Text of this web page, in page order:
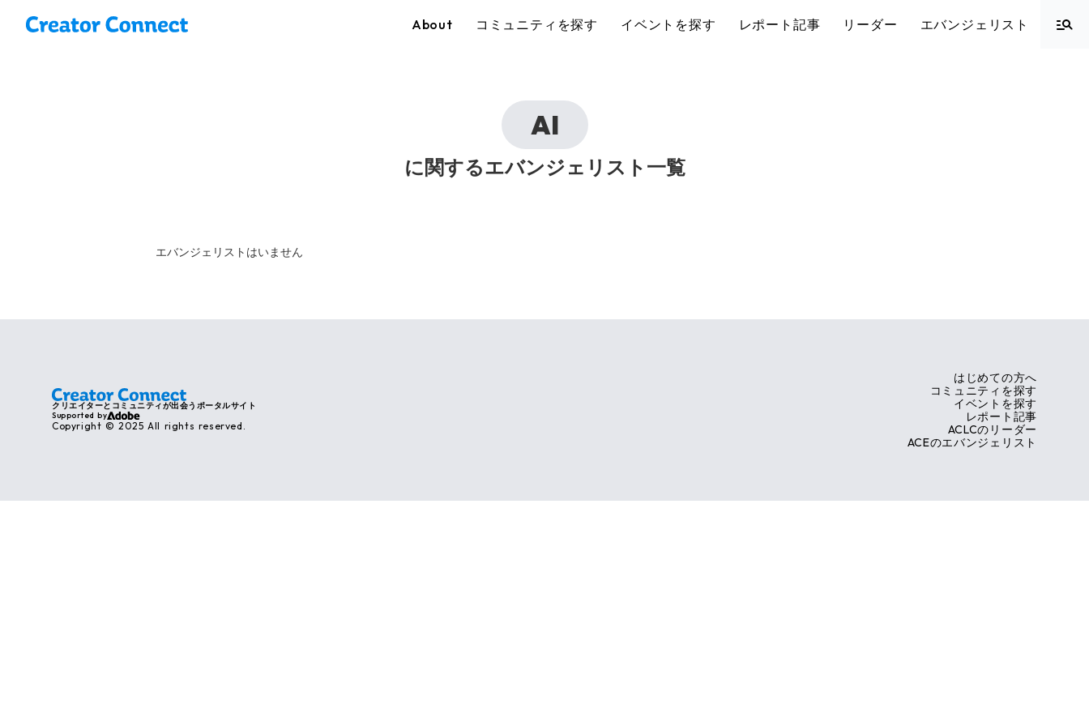
About コミュニティを探す イベントを探す レポート記事 リーダー エバンジェリスト
AI
に関するエバンジェリスト一覧
エバンジェリストはいません
クリエイターとコミュニティが出会うポータルサイト
Supported by
Copyright © 2025 All rights reserved.
はじめての方へ
コミュニティを探す
イベントを探す
レポート記事
ACLCのリーダー
ACEのエバンジェリスト